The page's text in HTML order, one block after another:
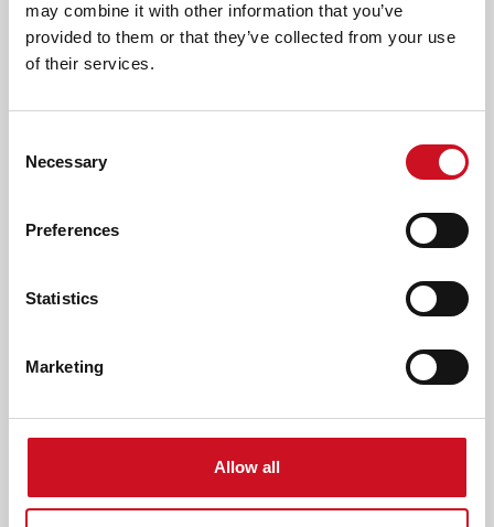
may combine it with other information that you’ve
provided to them or that they’ve collected from your use
of their services.
Selection
Necessary
Preferences
Statistics
Marketing
Allow all
Je levert als lid van het multidisciplinair team een
inhoudelijke bijdrage aan het behandelplan. Met jouw
team en ouders halen jullie het beste uit de kinderen
Je begint met een dienstverband voor bepaalde tijd van
vervangingswerkzaamheden. Talent houden we graag
Een bruto maandsalaris van €3.052,- tot €4.262,- (FWG
arbeidsvoorwaarden zijn conform cao
Door een cao-verhoging stijgt je salaris in november met
Een dienstverband van 24 uur per week. Je vaste
werkdagen zijn dinsdag, donderdag en vrijdag;